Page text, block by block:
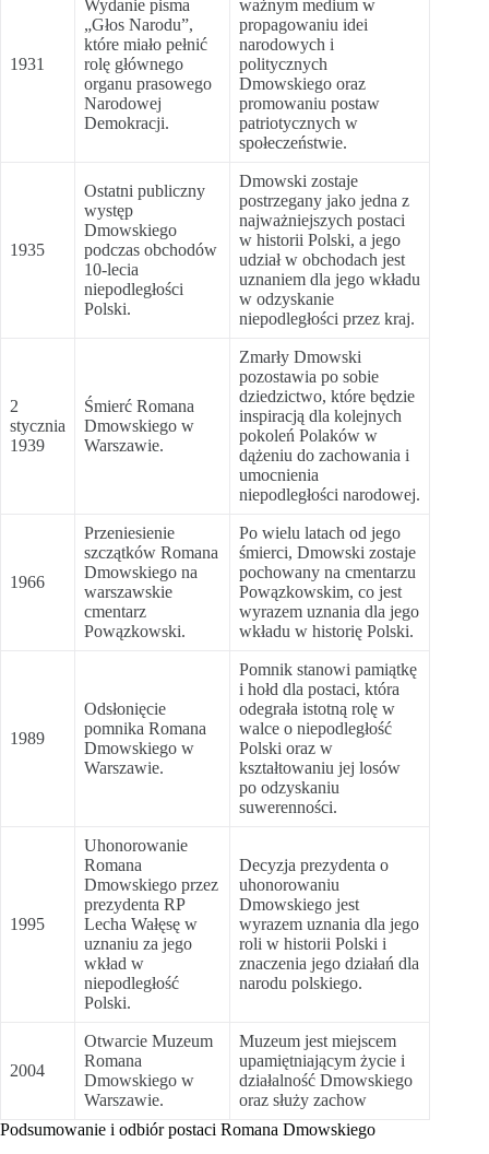
1931
Wydanie pisma
„Głos Narodu”,
które miało pełnić
rolę głównego
organu prasowego
Narodowej
Demokracji.
ważnym medium w
propagowaniu idei
narodowych i
politycznych
Dmowskiego oraz
promowaniu postaw
patriotycznych w
społeczeństwie.
1935
Ostatni publiczny
występ
Dmowskiego
podczas obchodów
10-lecia
niepodległości
Polski.
Dmowski zostaje
postrzegany jako jedna z
najważniejszych postaci
w historii Polski, a jego
udział w obchodach jest
uznaniem dla jego wkładu
w odzyskanie
niepodległości przez kraj.
2
stycznia
1939
Śmierć Romana
Dmowskiego w
Warszawie.
Zmarły Dmowski
pozostawia po sobie
dziedzictwo, które będzie
inspiracją dla kolejnych
pokoleń Polaków w
dążeniu do zachowania i
umocnienia
niepodległości narodowej.
1966
Przeniesienie
szczątków Romana
Dmowskiego na
warszawskie
cmentarz
Powązkowski.
Po wielu latach od jego
śmierci, Dmowski zostaje
pochowany na cmentarzu
Powązkowskim, co jest
wyrazem uznania dla jego
wkładu w historię Polski.
1989
Odsłonięcie
pomnika Romana
Dmowskiego w
Warszawie.
Pomnik stanowi pamiątkę
i hołd dla postaci, która
odegrała istotną rolę w
walce o niepodległość
Polski oraz w
kształtowaniu jej losów
po odzyskaniu
suwerenności.
1995
Uhonorowanie
Romana
Dmowskiego przez
prezydenta RP
Lecha Wałęsę w
uznaniu za jego
wkład w
niepodległość
Polski.
Decyzja prezydenta o
uhonorowaniu
Dmowskiego jest
wyrazem uznania dla jego
roli w historii Polski i
znaczenia jego działań dla
narodu polskiego.
2004
Otwarcie Muzeum
Romana
Dmowskiego w
Warszawie.
Muzeum jest miejscem
upamiętniającym życie i
działalność Dmowskiego
oraz służy zachow
Podsumowanie i odbiór postaci Romana Dmowskiego